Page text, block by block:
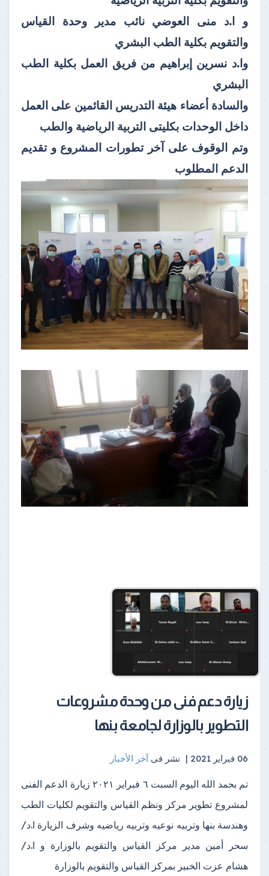
و ا.د منى العوضي نائب مدير وحدة القياس
والتقويم بكلية الطب البشري
وا.د نسرين إبراهيم من فريق العمل بكلية الطب
البشري
والسادة أعضاء هيئة التدريس القائمين على العمل
داخل الوحدات بكليتى التربية الرياضية والطب
وتم الوقوف على آخر تطورات المشروع و تقديم
الدعم المطلوب
زيارة دعم فنى من وحدة مشروعات
التطوير بالوزارة لجامعة بنها
06 فبراير 2021 | نشر فى آخر الأخبار
تم بحمد الله اليوم السبت ٦ فبراير ٢٠٢١ زيارة الدعم الفنى
لمشروع تطوير مركز ونظم القياس والتقويم لكليات الطب
وهندسة بنها وتربيه نوعيه وتربيه رياضيه وشرف الزيارة ا.د/
سحر أمين مدير مركز القياس والتقويم بالوزارة و ا.د/
هشام عزت الخبير بمركز القياس والتقويم بالوزارة